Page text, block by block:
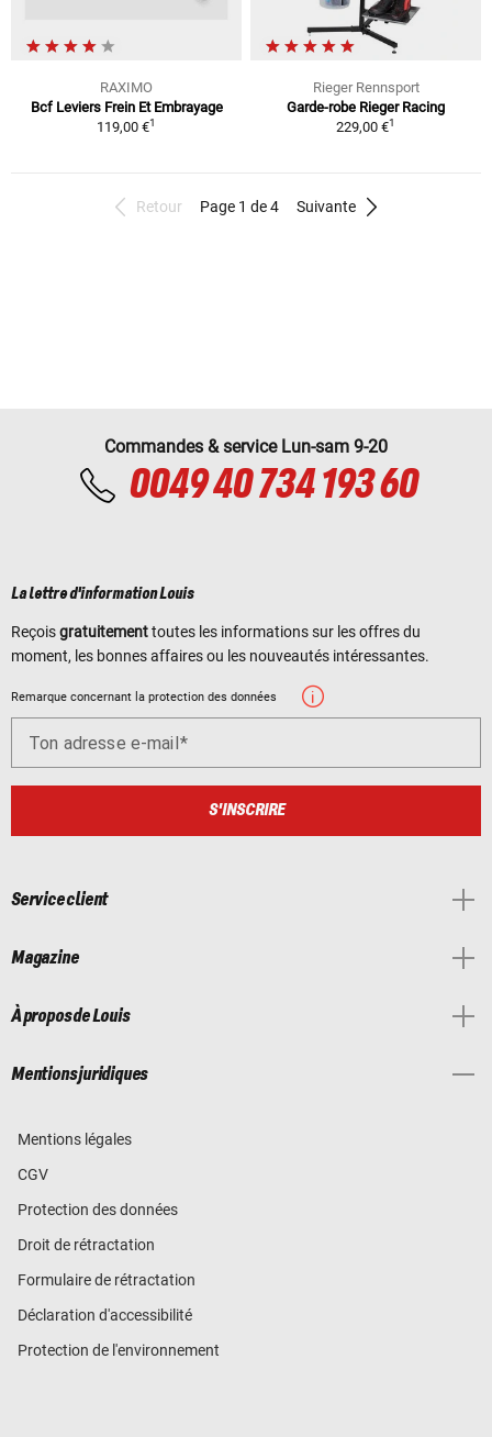
RAXIMO
Bcf Leviers Frein Et Embrayage
119,00 €1
Rieger Rennsport
Garde-robe Rieger Racing
229,00 €1
Retour Page 1 de 4 Suivante
Commandes & service Lun-sam 9-20
0049 40 734 193 60
La lettre d'information Louis
Reçoisgratuitementtoutes les informations sur les offres du
moment, les bonnes affaires ou les nouveautés intéressantes.
Remarque concernant la protection des données
Ton adresse e-mail
S'INSCRIRE
Service client
Magazine
À propos de Louis
Mentions juridiques
Mentions légales
CGV
Protection des données
Droit de rétractation
Formulaire de rétractation
Déclaration d'accessibilité
Protection de l'environnement